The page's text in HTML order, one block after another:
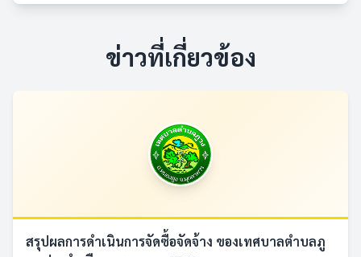
ข่าวที่เกี่ยวข้อง
สรุปผลการดำเนินการจัดซื้อจัดจ้าง ของเทศบาลตำบลภู